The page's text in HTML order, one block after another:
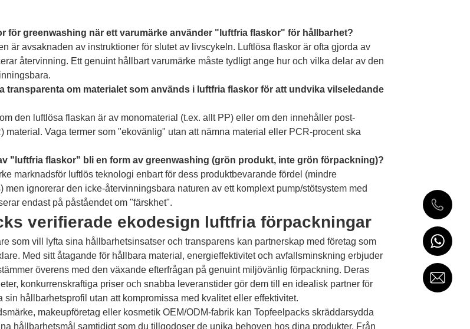
för greenwashing när ett varumärke använder "luftfria flaskor" för hållbarhet?
är avsaknaden av instruktioner för slutet av livscykeln. Luftlösa flaskor är ofta gjorda av
återvinning. Ett genuint hållbart varumärke måste tydligt ange hur och vilka delar av den
transparenta om materialet som används i luftfria flaskor för att undvika vilseledande
den luftlösa flaskan är av monomaterial (t.ex. allt PP) eller om den innehåller post-
material. Vaga termer som "ekovänlig" utan att nämna material eller PCR-procent ska
"luftfria flaskor" bli en form av greenwashing (grön produkt, inte grön förpackning)?
marknadsför luftlös teknologi enbart för dess produktbevarande fördel (mindre
men ignorerar den icke-återvinningsbara naturen av ett komplext pump/stötsystem med
endast på påståendet om "färskhet".
verifierade ekodesign luftfria förpackningar
som vill lyfta sina hållbarhetsinsatser och transparens kan partnerskap med företag som
Med sitt åtagande för hållbara material, energieffektivitet och avfallsminskning erbjuder
överens med den växande efterfrågan på genuint miljövänlig förpackning. Deras
konkurrenskraftiga priser och snabba leveranstider gör dem till en idealisk partner för
sin hållbarhetsprofil utan att kompromissa med kvalitet eller effektivitet.
makeupföretag eller kosmetik OEM/ODM-fabrik kan Topfeelpacks skräddarsydda
hållbarhetsmål samtidigt som du tillgodoser de unika behoven hos dina produkter. Från